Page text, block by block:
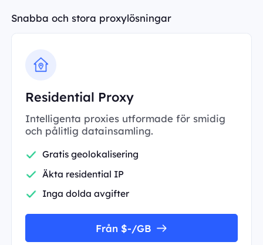
Snabba och stora proxylösningar
Residential Proxy
Intelligenta proxies utformade för smidig
och pålitlig datainsamling.
Gratis geolokalisering
Äkta residential IP
Inga dolda avgifter
Från $-/GB